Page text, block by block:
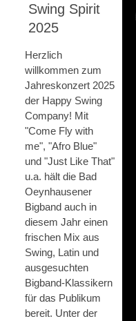
Swing Spirit
2025
Herzlich
willkommen zum
Jahreskonzert 2025
der Happy Swing
Company! Mit
"Come Fly with
me", "Afro Blue"
und "Just Like That"
u.a. hält die Bad
Oeynhausener
Bigband auch in
diesem Jahr einen
frischen Mix aus
Swing, Latin und
ausgesuchten
Bigband-Klassikern
für das Publikum
bereit. Unter der